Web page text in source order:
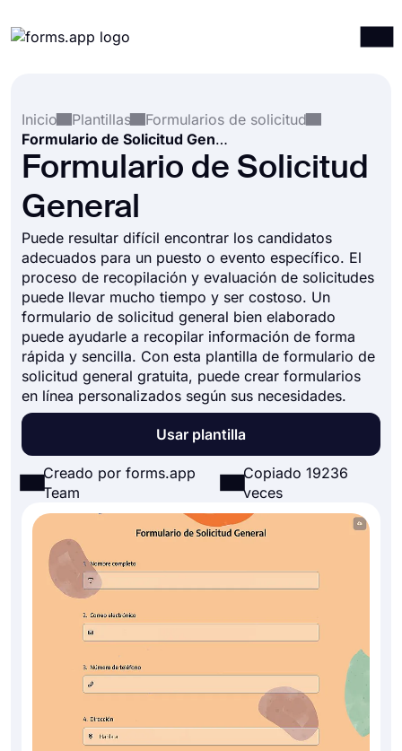
Integraciones
Plantillas
Recursos
Inicio
Plantillas
Formularios de solicitud
Formulario de Solicitud General
Formulario de Solicitud
General
Puede resultar difícil encontrar los candidatos
adecuados para un puesto o evento específico. El
proceso de recopilación y evaluación de solicitudes
puede llevar mucho tiempo y ser costoso. Un
formulario de solicitud general bien elaborado
puede ayudarle a recopilar información de forma
rápida y sencilla. Con esta plantilla de formulario de
solicitud general gratuita, puede crear formularios
en línea personalizados según sus necesidades.
Usar plantilla
Creado por forms.app
Team
Copiado 19236
veces